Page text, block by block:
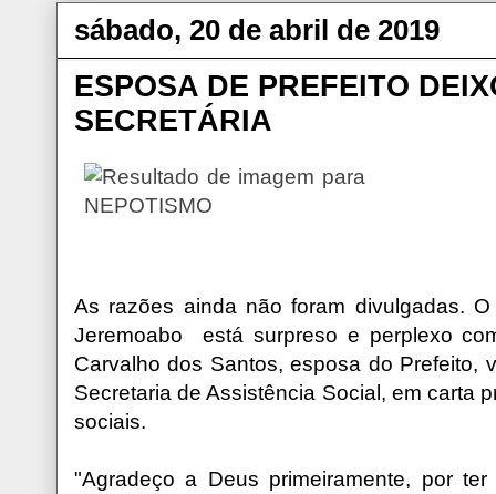
sábado, 20 de abril de 2019
ESPOSA DE PREFEITO
SECRETÁRIA
As razões ainda não foram divulgadas.
Jeremoabo está surpreso e perplexo
Carvalho dos Santos, esposa do Prefeito,
Secretaria de Assistência Social, em carta
sociais.
"Agradeço a Deus primeiramente, por